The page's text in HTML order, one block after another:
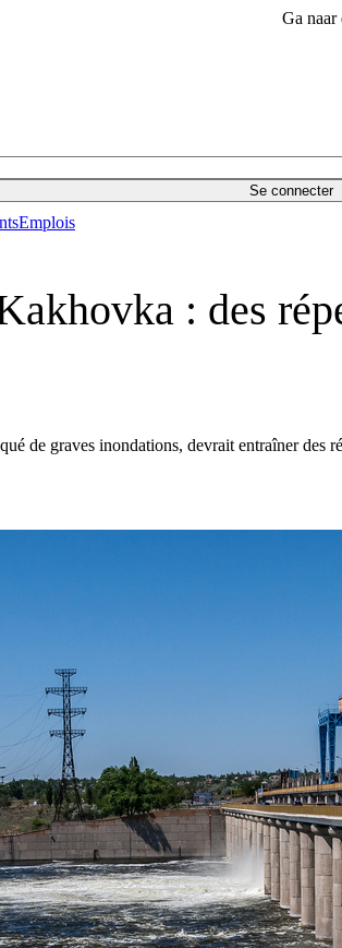
Ga naar
Se connecter
Emplois
: des
de graves inondations, devrait entraîner des